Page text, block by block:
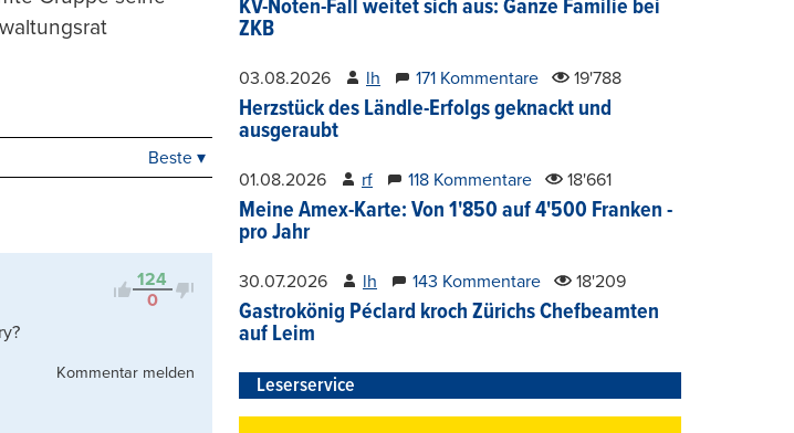
Kontrovers
Beste ▾
124
0
Kommentar melden
KV-Noten-Fall weitet sich aus: Ganze Familie bei
ZKB
03.08.2026 lh 171 Kommentare 19'788
Herzstück des Ländle-Erfolgs geknackt und
ausgeraubt
01.08.2026 rf 118 Kommentare 18'661
Meine Amex-Karte: Von 1'850 auf 4'500 Franken -
pro Jahr
30.07.2026 lh 143 Kommentare 18'209
Gastrokönig Péclard kroch Zürichs Chefbeamten
auf Leim
Leserservice